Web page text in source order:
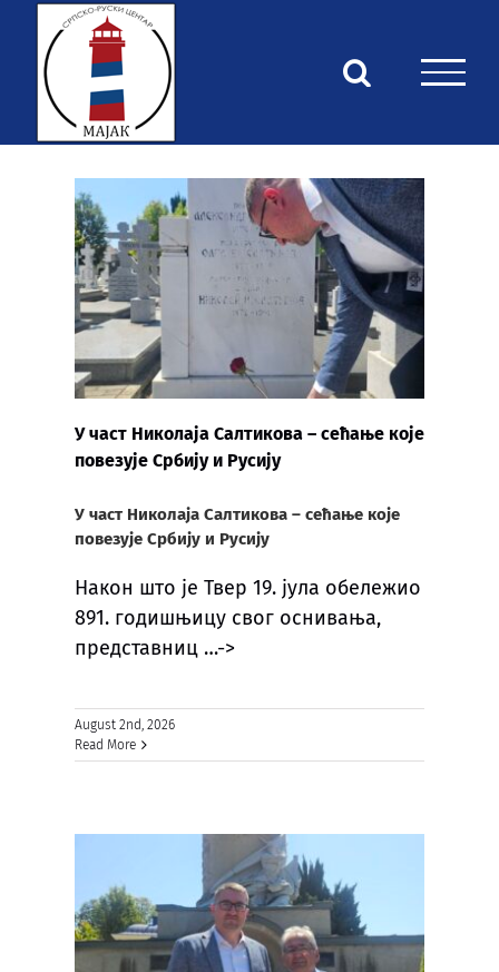
content
У част Николаја Салтикова – сећање које
повезује Србију и Русију
У част Николаја Салтикова – сећање које
повезује Србију и Русију
Након што је Твер 19. јула обележио
891. годишњицу свог оснивања,
представниц …->
August 2nd, 2026
Read More